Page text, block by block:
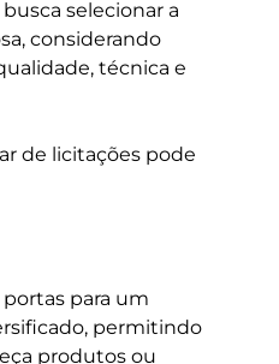
selecionar a
considerando
técnica e
de licitações pode
para um
permitindo
produtos ou